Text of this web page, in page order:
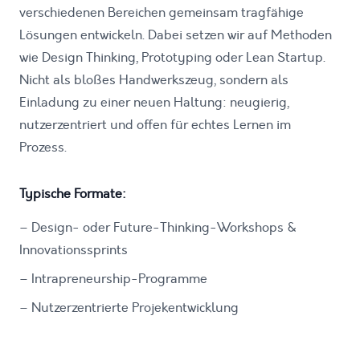
verschiedenen Bereichen gemeinsam tragfähige
Lösungen entwickeln. Dabei setzen wir auf Methoden
wie Design Thinking, Prototyping oder Lean Startup.
Nicht als bloßes Handwerkszeug, sondern als
Einladung zu einer neuen Haltung: neugierig,
nutzerzentriert und offen für echtes Lernen im
Prozess.
Typische Formate:
– Design- oder Future-Thinking-Workshops &
Innovationssprints
– Intrapreneurship-Programme
– Nutzerzentrierte Projekentwicklung